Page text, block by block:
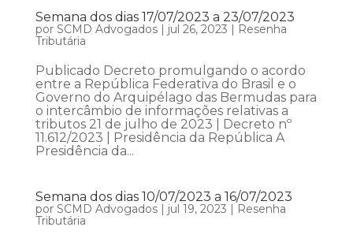
Semana dos dias 17/07/2023 a 23/07/2023
por SCMD Advogados| jul 26, 2023 | Resenha
Tributária
Publicado Decreto promulgando o acordo
entre a República Federativa do Brasil e o
Governo do Arquipélago das Bermudas para
o intercâmbio de informações relativas a
tributos 21 de julho de 2023 | Decreto nº
11.612/2023 | Presidência da República A
Presidência da...
Semana dos dias 10/07/2023 a 16/07/2023
por SCMD Advogados| jul 19, 2023 | Resenha
Tributária